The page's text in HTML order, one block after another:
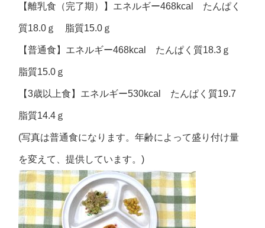
【離乳食（完了期）】エネルギー468kcal たんぱく
質18.0ｇ 脂質15.0ｇ
【普通食】エネルギー468kcal たんぱく質18.3ｇ
脂質15.0ｇ
【3歳以上食】エネルギー530kcal たんぱく質19.7
脂質14.4ｇ
(写真は普通食になります。年齢によって盛り付け量
を変えて、提供しています。)